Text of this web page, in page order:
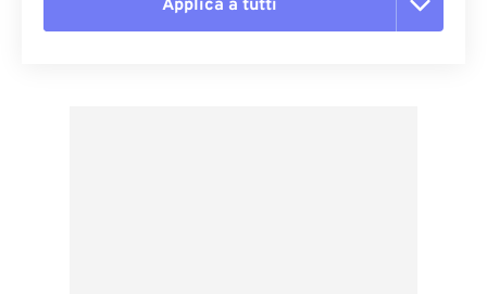
Applica a tutti